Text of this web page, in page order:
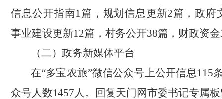
信息公开指南1篇，规划信息更新2篇，政府
事业建设更新12篇，村务公开38篇，财政资
（二）政务新媒体平台
在“多宝农旅”微信公众号上公开信息115
众号人数1457人。回复天门网市委书记专属